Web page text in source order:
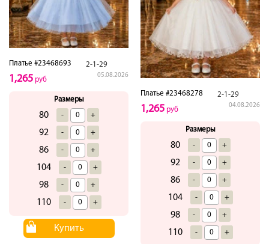
Платье #23468693 2-1-29
05.08.2026
1,265 руб
Размеры
80 - +
92 - +
86 - +
104 - +
98 - +
110 - +
Купить
Платье #23468278 2-1-29
04.08.2026
1,265 руб
Размеры
80 - +
92 - +
86 - +
104 - +
98 - +
110 - +